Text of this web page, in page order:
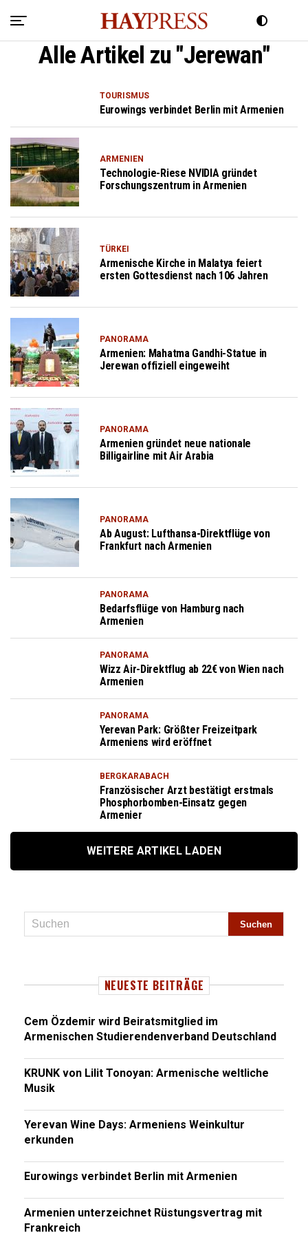
Alle Artikel zu "Jerewan"
TOURISMUS
Eurowings verbindet Berlin mit Armenien
ARMENIEN
Technologie-Riese NVIDIA gründet
Forschungszentrum in Armenien
TÜRKEI
Armenische Kirche in Malatya feiert
ersten Gottesdienst nach 106 Jahren
PANORAMA
Armenien: Mahatma Gandhi-Statue in
Jerewan offiziell eingeweiht
PANORAMA
Armenien gründet neue nationale
Billigairline mit Air Arabia
PANORAMA
Ab August: Lufthansa-Direktflüge von
Frankfurt nach Armenien
PANORAMA
Bedarfsflüge von Hamburg nach
Armenien
PANORAMA
Wizz Air-Direktflug ab 22€ von Wien nach
Armenien
PANORAMA
Yerevan Park: Größter Freizeitpark
Armeniens wird eröffnet
BERGKARABACH
Französischer Arzt bestätigt erstmals
Phosphorbomben-Einsatz gegen
Armenier
WEITERE ARTIKEL LADEN
NEUESTE BEITRÄGE
Cem Özdemir wird Beiratsmitglied im
Armenischen Studierendenverband Deutschland
KRUNK von Lilit Tonoyan: Armenische weltliche
Musik
Yerevan Wine Days: Armeniens Weinkultur
erkunden
Eurowings verbindet Berlin mit Armenien
Armenien unterzeichnet Rüstungsvertrag mit
Frankreich